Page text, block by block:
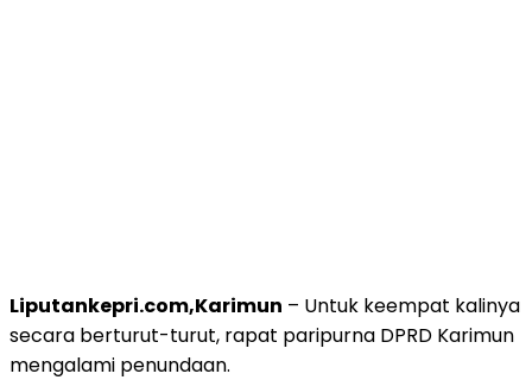
Liputankepri.com,Karimun – Untuk keempat kalinya
secara berturut-turut, rapat paripurna DPRD Karimun
mengalami penundaan.